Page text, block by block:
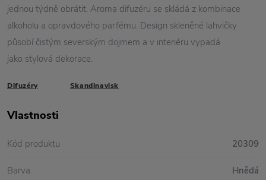
jednou týdně obrátit. Aroma difuzéru se skládá z kombinace
alkoholu a opravdového parfému. Design skleněné lahvičky
působí čistým severským dojmem a v interiéru vypadá
jako stylová dekorace.
Difuzéry Skandinavisk
Vlastnosti
Kód produktu 20309
Barva Hnědá